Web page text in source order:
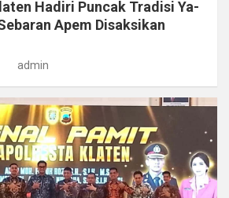
Hadiri Puncak Tradisi Ya-
Apem Disaksikan
admin